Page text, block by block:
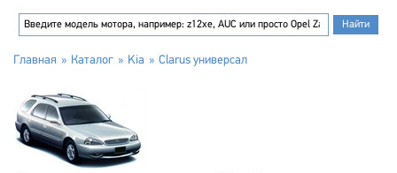
Главная Каталог Kia Clarus универсал